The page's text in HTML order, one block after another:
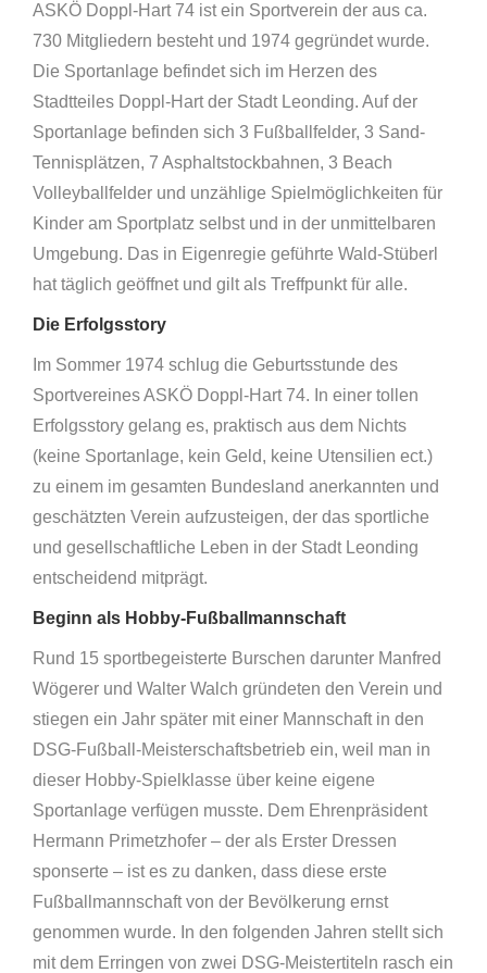
ASKÖ Doppl-Hart 74 ist ein Sportverein der aus ca.
730 Mitgliedern besteht und 1974 gegründet wurde.
Die Sportanlage befindet sich im Herzen des
Stadtteiles Doppl-Hart der Stadt Leonding. Auf der
Sportanlage befinden sich 3 Fußballfelder, 3 Sand-
Tennisplätzen, 7 Asphaltstockbahnen, 3 Beach
Volleyballfelder und unzählige Spielmöglichkeiten für
Kinder am Sportplatz selbst und in der unmittelbaren
Umgebung. Das in Eigenregie geführte Wald-Stüberl
hat täglich geöffnet und gilt als Treffpunkt für alle.
Die Erfolgsstory
Im Sommer 1974 schlug die Geburtsstunde des
Sportvereines ASKÖ Doppl-Hart 74. In einer tollen
Erfolgsstory gelang es, praktisch aus dem Nichts
(keine Sportanlage, kein Geld, keine Utensilien ect.)
zu einem im gesamten Bundesland anerkannten und
geschätzten Verein aufzusteigen, der das sportliche
und gesellschaftliche Leben in der Stadt Leonding
entscheidend mitprägt.
Beginn als Hobby-Fußballmannschaft
Rund 15 sportbegeisterte Burschen darunter Manfred
Wögerer und Walter Walch gründeten den Verein und
stiegen ein Jahr später mit einer Mannschaft in den
DSG-Fußball-Meisterschaftsbetrieb ein, weil man in
dieser Hobby-Spielklasse über keine eigene
Sportanlage verfügen musste. Dem Ehrenpräsident
Hermann Primetzhofer – der als Erster Dressen
sponserte – ist es zu danken, dass diese erste
Fußballmannschaft von der Bevölkerung ernst
genommen wurde. In den folgenden Jahren stellt sich
mit dem Erringen von zwei DSG-Meistertiteln rasch ein